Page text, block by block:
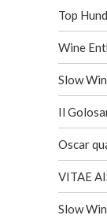
Top
Wine
Slow
Il
Oscar
VITAE
Slow